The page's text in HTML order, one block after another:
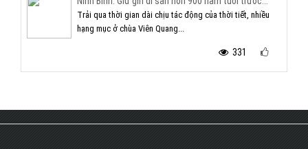
Trải qua thời gian dài chịu tác động của thời tiết, nhiều
hạng mục ở chùa Viên Quang...
331